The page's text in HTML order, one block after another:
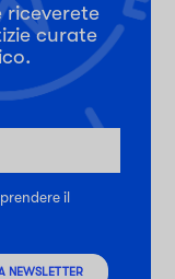
riceverete
curate
il
NEWSLETTER